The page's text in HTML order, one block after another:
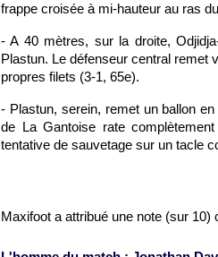
frappe croisée à mi-hauteur au ras
- A 40 mètres, sur la droite,
Plastun. Le défenseur central remet
propres filets (3-1, 65e).
- Plastun, serein, remet un ballon
de La Gantoise rate
tentative de sauvetage sur un tacle
Maxifoot a attribué une note (sur 10)